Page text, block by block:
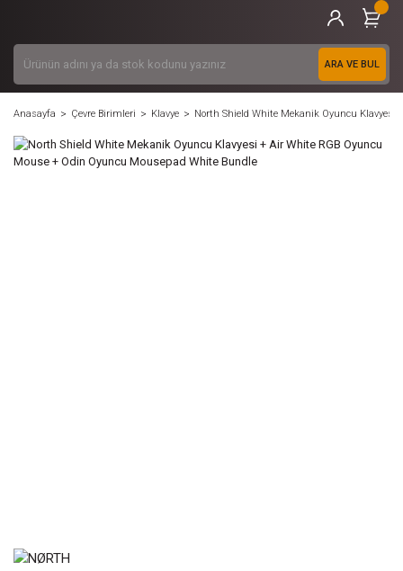
ARA VE BUL
Anasayfa Çevre Birimleri Klavye North Shield White Mekanik Oyuncu Klavyesi